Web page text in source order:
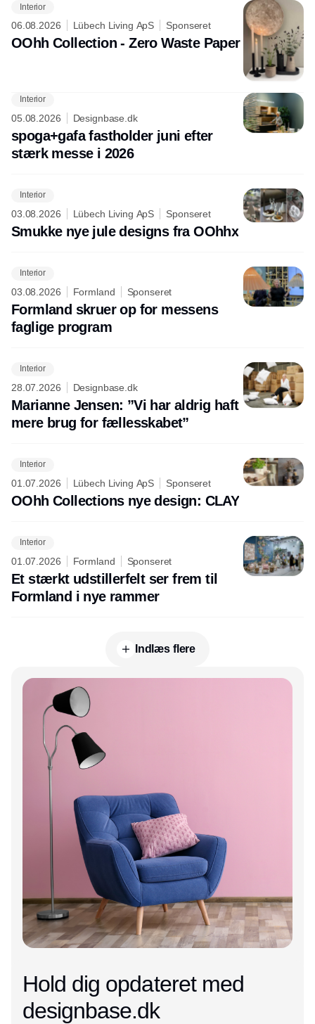
Interior
06.08.2026 Lübech Living ApS Sponseret
OOhh Collection - Zero Waste Paper
Interior
05.08.2026 Designbase.dk
spoga+gafa fastholder juni efter
stærk messe i 2026
Interior
03.08.2026 Lübech Living ApS Sponseret
Smukke nye jule designs fra OOhhx
Interior
03.08.2026 Formland Sponseret
Formland skruer op for messens
faglige program
Interior
28.07.2026 Designbase.dk
Marianne Jensen: ”Vi har aldrig haft
mere brug for fællesskabet”
Interior
01.07.2026 Lübech Living ApS Sponseret
OOhh Collections nye design: CLAY
Interior
01.07.2026 Formland Sponseret
Et stærkt udstillerfelt ser frem til
Formland i nye rammer
Indlæs flere
Annonce
Hold dig opdateret med
designbase.dk